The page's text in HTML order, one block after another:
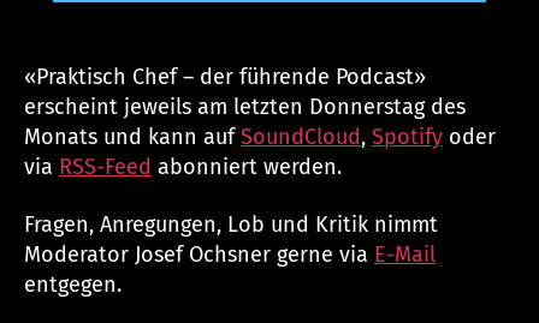
«Praktisch Chef – der führende Podcast»
erscheint jeweils am letzten Donnerstag des
Monats und kann aufSoundCloud, Spotify oder
via RSS-Feed abonniert werden.
Fragen, Anregungen, Lob und Kritik nimmt
Moderator Josef Ochsner gerne via E-Mail
entgegen.